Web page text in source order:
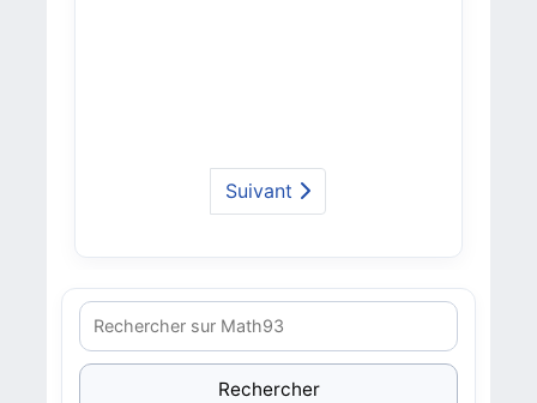
Suivant
Rechercher